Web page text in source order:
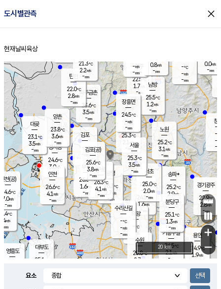
도시별관측 close
홈
현재날씨 육상
의도
℃
m/s
mm
영흥도
양주
22.5℃
1.7
-mm
과천
24.5℃
1.6m/s
- mm
용인
24.9℃
1.9m/s
경기광주
22.9℃
2.8m/s
-mm
대부도
25.1
경서동
24.6℃
3.0m/s
-mm
파주금촌
23.6℃
3.5m/s
-mm
-℃
-m/s
-mm
대곶
23.1℃
3.5m/s
-mm
창
-
-m/
-
탄현
22.0℃
2.8m/s
-mm
0.0m/s
-mm
의왕
- ℃
m/s
mm
김포
- ℃
-m/s
mm
광명
26.3 ℃
2.7 m/s
-mm
부천
26.6℃
1.6m/s
-mm
양촌
23.8℃
3.6m/s
-mm
구로
26.3℃
4.1 m/s
-mm
은평
25.3℃
2.1 m/s
- mm
노원
25.2℃
3.1 m/s
-mm
송파*
25.2℃
2.9m/s
-mm
서초
25.0℃
2.0m/s
-mm
남방
25.5℃
1.2m/s
-mm
기흥구갈
24.5℃
2.1m/s
-
수리산길
-℃
-m/s
-mm
분당구
25.1℃
1.3m/s
-mm
장흥면
24.5℃
-m/s
-mm
-m/s
-mm
인천(공)
24.6℃
7.0m/s
-mm
김포(공)
25.6℃
3.8m/s
-mm
수원
25.8℃
2.7 m/s
인천
26.6℃
4.1 m/s
-mm
서울
25.3℃
3.5m/s
-mm
21.3℃
2.2m/s
-mm
0.8m/s
-mm
+
−
20 km
요소